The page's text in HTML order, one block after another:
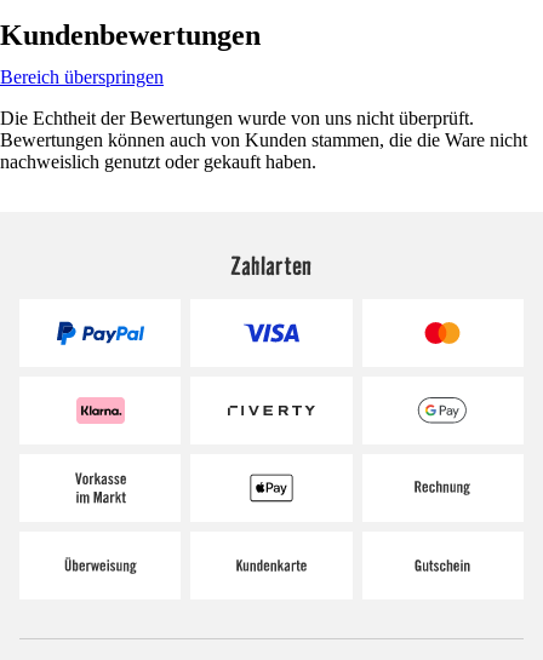
Kundenbewertungen
Bereich überspringen
Die Echtheit der Bewertungen wurde von uns nicht überprüft.
Bewertungen können auch von Kunden stammen, die die Ware nicht
nachweislich genutzt oder gekauft haben.
Zahlarten